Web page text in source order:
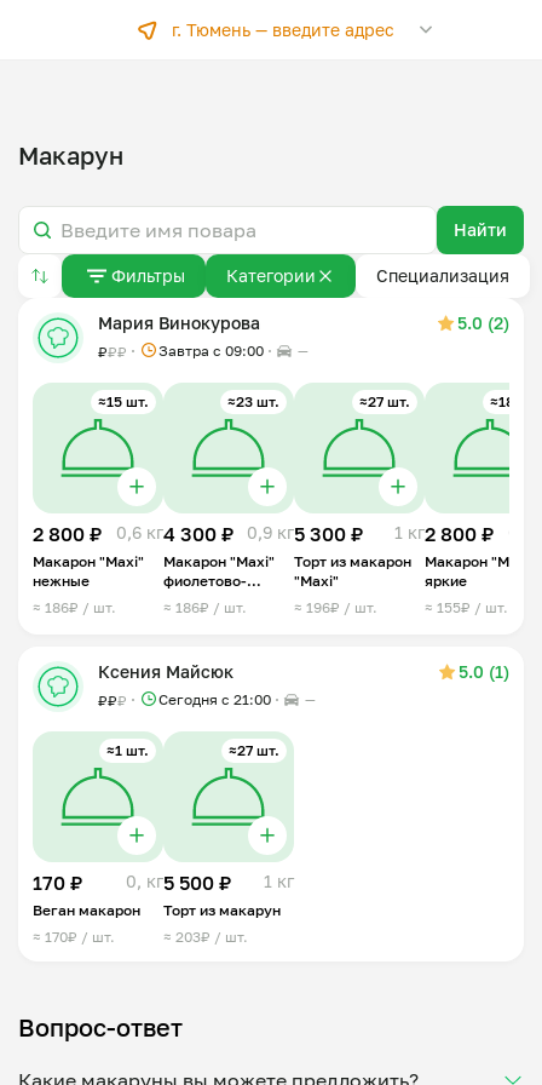
г. Тюмень — введите адрес
Макарун
Найти
Фильтры Категории Специализация
Мария Винокурова 5.0 (2)
₽₽₽ Завтра c 09:00 —
≈15 шт.
2 800 ₽ 0,6 кг
Макарон "Maxi"
нежные
≈ 186₽ / шт.
≈23 шт.
4 300 ₽ 0,9 кг
Макарон "Maxi"
фиолетово-
розовые
≈ 186₽ / шт.
≈27 шт.
5 300 ₽ 1 кг
Торт из макарон
"Maxi"
≈ 196₽ / шт.
≈18 шт.
2 800 ₽
Макарон "Mix"
яркие
≈ 155₽ / шт.
Ксения Майсюк 5.0 (1)
₽₽₽ Сегодня с 21:00 —
≈1 шт.
170 ₽ 0, кг
Веган макарон
≈ 170₽ / шт.
≈27 шт.
5 500 ₽ 1 кг
Торт из макарун
≈ 203₽ / шт.
Вопрос-ответ
Какие макаруны вы можете предложить?